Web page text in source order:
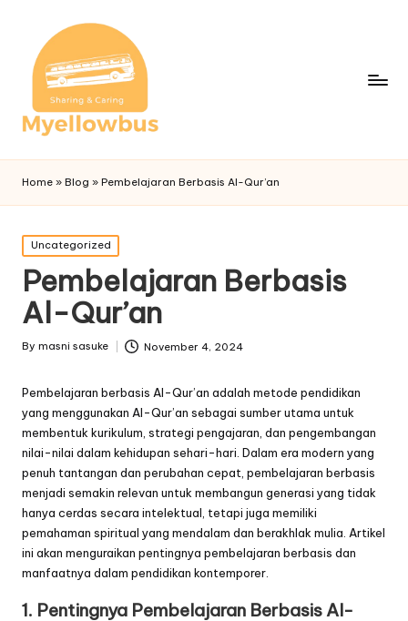
Home » Blog » Pembelajaran Berbasis Al-Qur’an
Posted
in
Uncategorized
Pembelajaran Berbasis
Al-Qur’an
Posted
By masni sasuke November 4, 2024
Pembelajaran berbasis Al-Qur’an adalah metode pendidikan
yang menggunakan Al-Qur’an sebagai sumber utama untuk
membentuk kurikulum, strategi pengajaran, dan pengembangan
nilai-nilai dalam kehidupan sehari-hari. Dalam era modern yang
penuh tantangan dan perubahan cepat, pembelajaran berbasis
menjadi semakin relevan untuk membangun generasi yang tidak
hanya cerdas secara intelektual, tetapi juga memiliki
pemahaman spiritual yang mendalam dan berakhlak mulia. Artikel
ini akan menguraikan pentingnya pembelajaran berbasis dan
manfaatnya dalam pendidikan kontemporer.
1. Pentingnya Pembelajaran Berbasis Al-